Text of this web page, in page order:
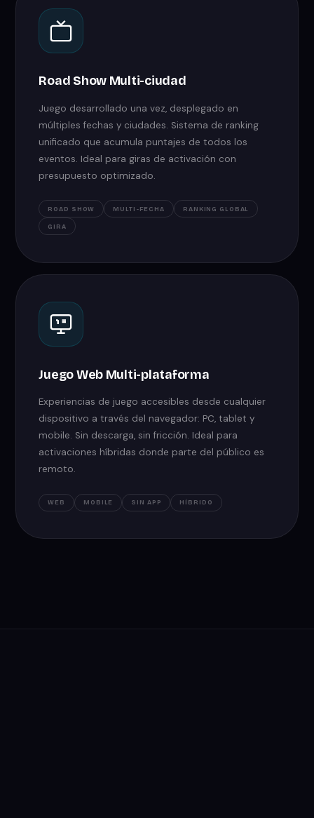
Road Show Multi-ciudad
Juego desarrollado una vez, desplegado en
múltiples fechas y ciudades. Sistema de ranking
unificado que acumula puntajes de todos los
eventos. Ideal para giras de activación con
presupuesto optimizado.
ROAD SHOW MULTI-FECHA RANKING GLOBAL
GIRA
Juego Web Multi-plataforma
Experiencias de juego accesibles desde cualquier
dispositivo a través del navegador: PC, tablet y
mobile. Sin descarga, sin fricción. Ideal para
activaciones híbridas donde parte del público es
remoto.
WEB MOBILE SIN APP HÍBRIDO